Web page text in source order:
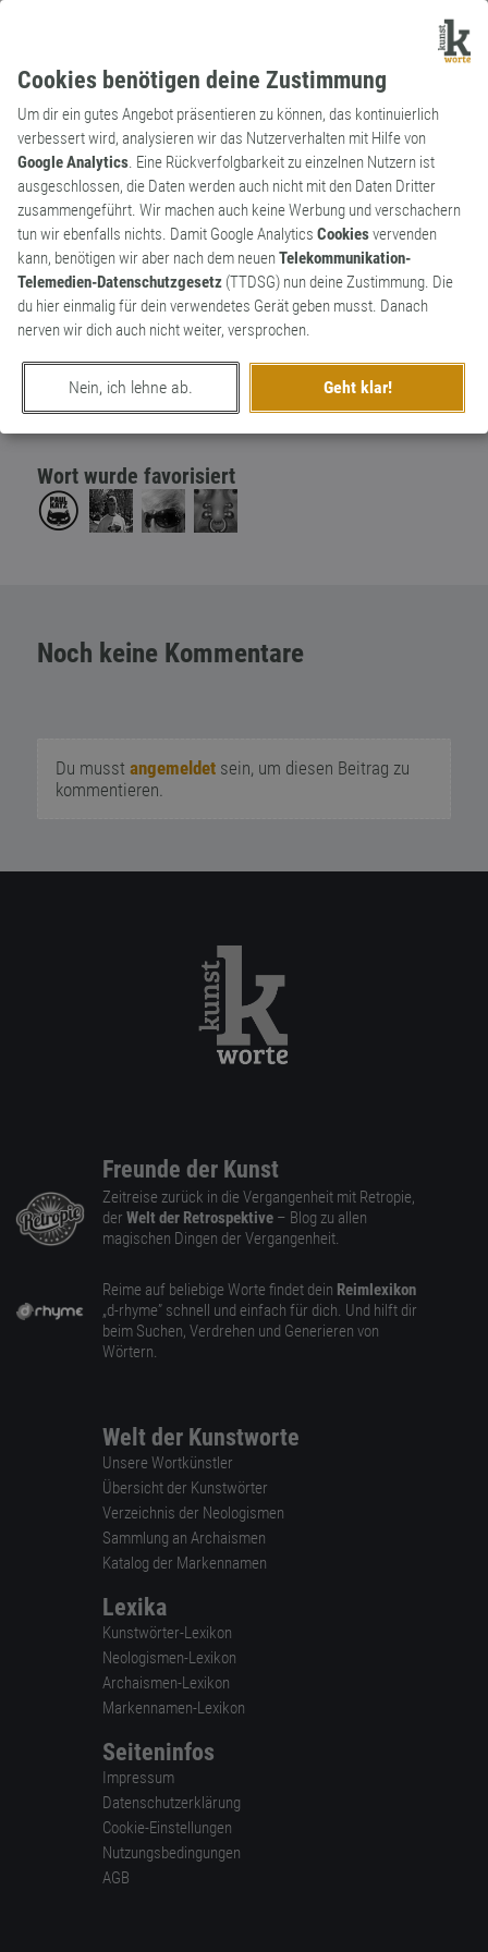
Cookies benötigen deine Zustimmung
Um dir ein gutes Angebot präsentieren zu können, das kontinuierlich
verbessert wird, analysieren wir das Nutzerverhalten mit Hilfe von
Google Analytics. Eine Rückverfolgbarkeit zu einzelnen Nutzern ist
ausgeschlossen, die Daten werden auch nicht mit den Daten Dritter
zusammengeführt. Wir machen auch keine Werbung und verschachern
tun wir ebenfalls nichts. Damit Google Analytics Cookiesvervenden
kann, benötigen wir aber nach dem neuenTelekommunikation-
Telemedien-Datenschutzgesetz (TTDSG) nun deine Zustimmung. Die
du hier einmalig für dein verwendetes Gerät geben musst. Danach
nerven wir dich auch nicht weiter, versprochen.
Nein, ich lehne ab. Geht klar!
Kunstwort
Substantiv
Highsnobiety
Die oberen 10.000 Versnobten. Hochnäsig,
arrogant und anmaßend.
0
erschaffen von Gam3lock
am 7. Januar 2022
Wort wurde favorisiert
Noch keine Kommentare
Du musst angemeldetsein, um diesen Beitrag zu
kommentieren.
Freunde der Kunst
Zeitreise zurück in die Vergangenheit mit Retropie,
der Welt der Retrospektive – Blog zu allen
magischen Dingen der Vergangenheit.
Reime auf beliebige Worte findet dein Reimlexikon
„d-rhyme” schnell und einfach für dich. Und hilft dir
beim Suchen, Verdrehen und Generieren von
Wörtern.
Welt der Kunstworte
Unsere Wortkünstler
Übersicht der Kunstwörter
Verzeichnis der Neologismen
Sammlung an Archaismen
Katalog der Markennamen
Lexika
Kunstwörter-Lexikon
Neologismen-Lexikon
Archaismen-Lexikon
Markennamen-Lexikon
Seiteninfos
Impressum
Datenschutzerklärung
Cookie-Einstellungen
Nutzungsbedingungen
AGB